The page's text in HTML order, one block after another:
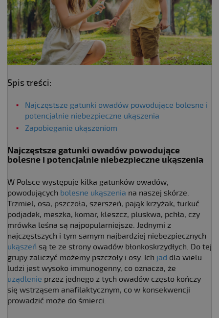
Spis treści:
Najczęstsze gatunki owadów powodujące bolesne i
potencjalnie niebezpieczne ukąszenia
Zapobieganie ukąszeniom
Najczęstsze gatunki owadów powodujące
bolesne i potencjalnie niebezpieczne ukąszenia
W Polsce występuje kilka gatunków owadów,
powodujących bolesne ukąszenia na naszej skórze.
Trzmiel, osa, pszczoła, szerszeń, pająk krzyżak, turkuć
podjadek, meszka, komar, kleszcz, pluskwa, pchła, czy
mrówka leśna są najpopularniejsze. Jednymi z
najczęstszych i tym samym najbardziej niebezpiecznych
ukąszeń są te ze strony owadów błonkoskrzydłych. Do tej
grupy zaliczyć możemy pszczoły i osy. Ich jad dla wielu
ludzi jest wysoko immunogenny, co oznacza, że
użądlenie przez jednego z tych owadów często kończy
się wstrząsem anafilaktycznym, co w konsekwencji
prowadzić może do śmierci.